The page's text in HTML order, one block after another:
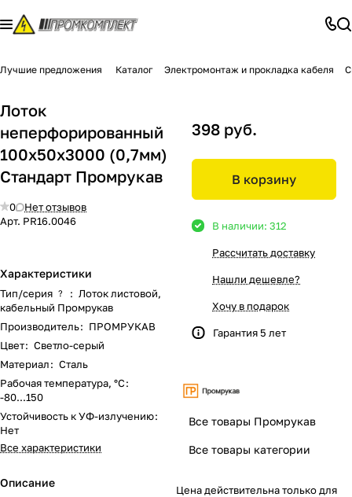
Лучшие предложения Каталог Электромонтаж и прокладка кабеля
Лоток
неперфорированный
100х50х3000 (0,7мм)
Стандарт Промрукав
0
Нет отзывов
Арт. PR16.0046
Характеристики
Тип/серия ? : Лоток листовой,
кабельный Промрукав
Производитель: ПРОМРУКАВ
Цвет: Светло-серый
Материал: Сталь
Рабочая температура, °C:
-80...150
Устойчивость к УФ-излучению:
Нет
Все характеристики
Описание
398 руб.
В корзину
В наличии: 312
Рассчитать доставку
Нашли дешевле?
Хочу в подарок
Гарантия 5 лет
Все товары Промрукав
Все товары категории
Цена действительна только для